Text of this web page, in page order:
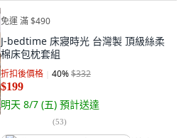
免運 滿 $490
J-bedtime 床寢時光 台灣製 頂級絲柔
棉床包枕套組
折扣後價格 40%$332
$199
明天 8/7 (五) 預計送達
(53)